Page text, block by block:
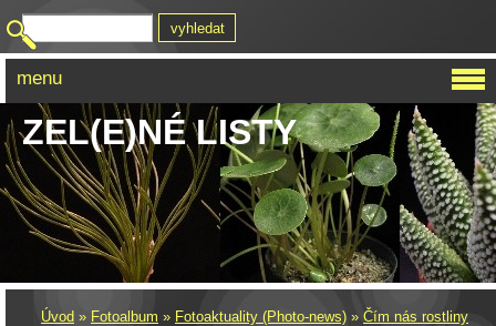
ZEL(E)NÉ LISTY
Úvod » Fotoalbum » Fotoaktuality (Photo-news) » Čím nás rostliny
menu